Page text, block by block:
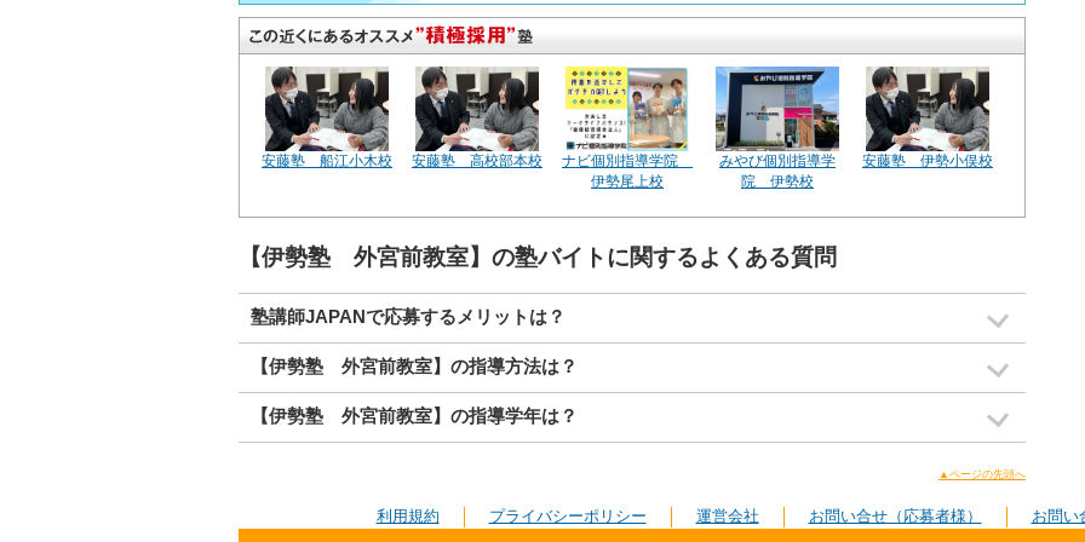
安藤塾 船江小木校 安藤塾 高校部本校
ナビ個別指導学院
伊勢尾上校
みやび個別指導学
院 伊勢校
安藤塾 伊勢小俣校
【伊勢塾 外宮前教室】の塾バイトに関するよくある質問
塾講師JAPANで応募するメリットは？
【伊勢塾 外宮前教室】の指導方法は？
【伊勢塾 外宮前教室】の指導学年は？
▲ページの先頭へ
利用規約 プライバシーポリシー 運営会社 お問い合せ（応募者様） お問い